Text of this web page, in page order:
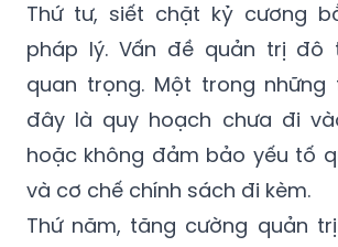
di sản, mặt nước sẽ được
nhằm bảo đảm tính bền vững.
Thứ tư, siết chặt kỷ cương
pháp lý. Vấn đề quản trị đô
quan trọng. Một trong
đây là quy hoạch chưa đi
hoặc không đảm bảo yếu tố